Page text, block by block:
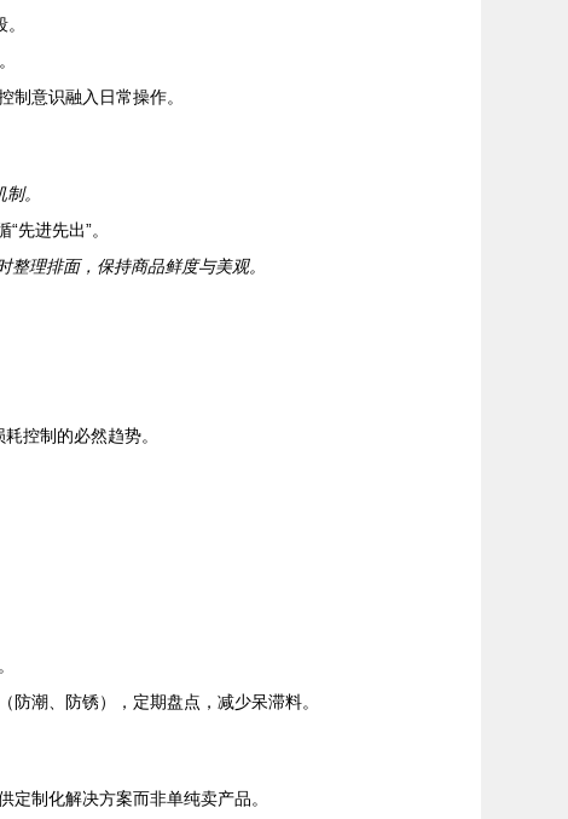
意识融入日常操作。
。
先进先出”。
理排面，保持商品鲜度与美观。
控制的必然趋势。
潮、防锈），定期盘点，减少呆滞料。
制化解决方案而非单纯卖产品。